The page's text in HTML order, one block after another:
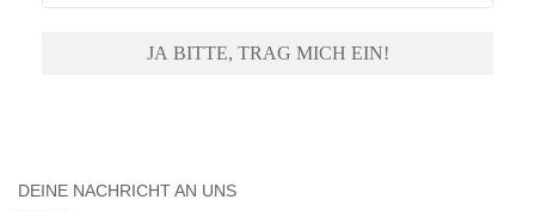
DEINE NACHRICHT AN UNS